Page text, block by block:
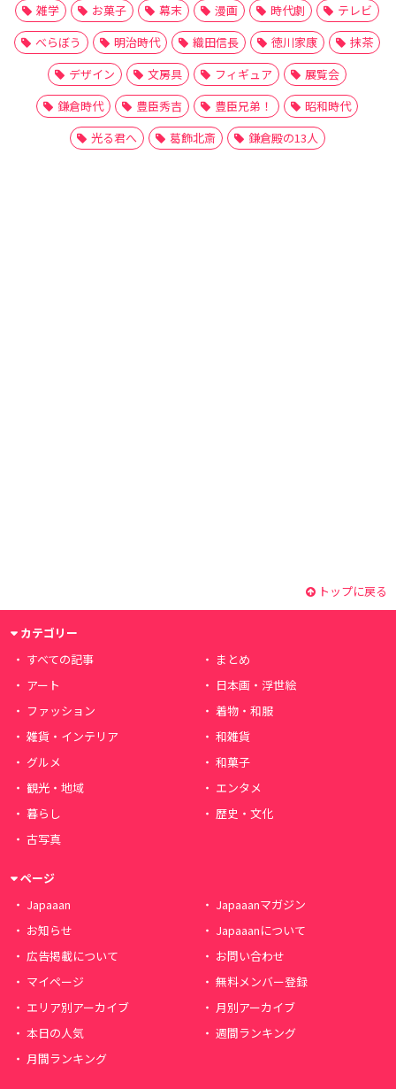
雑学
お菓子 幕末 漫画 時代劇
テレビ
べらぼう
明治時代 織田信長 徳川家康
抹茶
デザイン
文房具 フィギュア
展覧会
鎌倉時代
豊臣秀吉 豊臣兄弟！
昭和時代
光る君へ
葛飾北斎 鎌倉殿の13人
トップに戻る
カテゴリー
すべての記事
まとめ
アート
日本画・浮世絵
ファッション
着物・和服
雑貨・インテリア
和雑貨
グルメ
和菓子
観光・地域
エンタメ
暮らし
歴史・文化
古写真
ページ
Japaaan
Japaaanマガジン
お知らせ
Japaaanについて
広告掲載について
お問い合わせ
マイページ
無料メンバー登録
エリア別アーカイブ
月別アーカイブ
本日の人気
週間ランキング
月間ランキング